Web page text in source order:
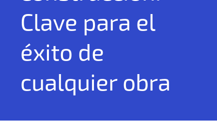
Clave para el
éxito de
cualquier obra